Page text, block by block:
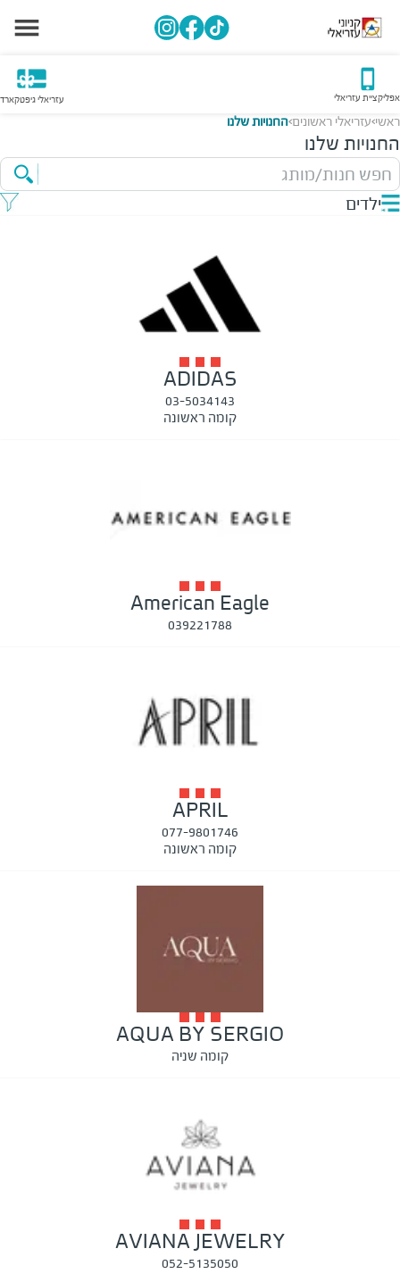
אפליקציית עזריאלי עזריאלי גיפטקארד
ראשי>עזריאלי ראשונים>החנויות שלנו
החנויות שלנו
חפש חנות/מותג
ילדים
ADIDAS
03-5034143
קומה ראשונה
American Eagle
039221788
APRIL
077-9801746
קומה ראשונה
AQUA BY SERGIO
קומה שניה
AVIANA JEWELRY
052-5135050